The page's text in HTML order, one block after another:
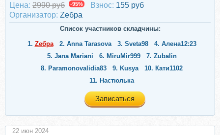
Цена: 2990 руб -95% Взнос: 155 руб
Организатор: Zебра
Список участников складчины:
1. Zебра 2. Anna Tarasova 3. Sveta98 4. Алена12:23
5. Jana Mariani 6. MiruMir999 7. Zubalin
8. Paramonovalidia83 9. Kusya 10. Кати1102
11. Настюлька
Записаться
22 июн 2024